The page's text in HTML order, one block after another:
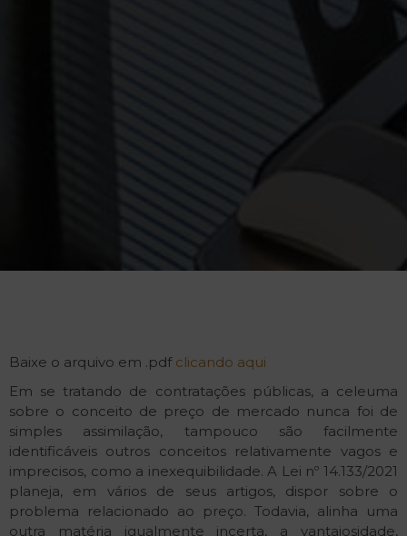
Baixe o arquivo em .pdf clicando aqui
Em se tratando de contratações públicas, a celeuma
sobre o conceito de preço de mercado nunca foi de
simples assimilação, tampouco são facilmente
identificáveis outros conceitos relativamente vagos e
imprecisos, como a inexequibilidade. A Lei nº 14.133/2021
planeja, em vários de seus artigos, dispor sobre o
problema relacionado ao preço. Todavia, alinha uma
outra matéria igualmente incerta, a vantajosidade,